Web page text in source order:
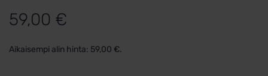
59,00 €
Aikaisempi alin hinta: 59,00 €.